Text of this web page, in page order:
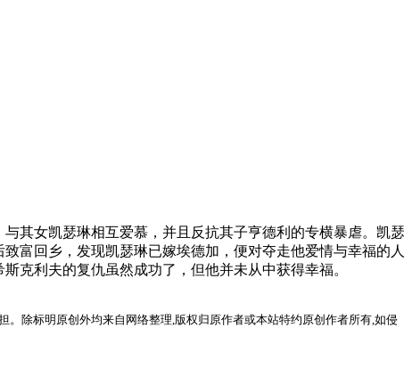
其女凯瑟琳相互爱慕，并且反抗其子亨德利的专横暴虐。凯瑟
富回乡，发现凯瑟琳已嫁埃德加，便对夺走他爱情与幸福的人
克利夫的复仇虽然成功了，但他并未从中获得幸福。
除标明原创外均来自网络整理,版权归原作者或本站特约原创作者所有,如侵